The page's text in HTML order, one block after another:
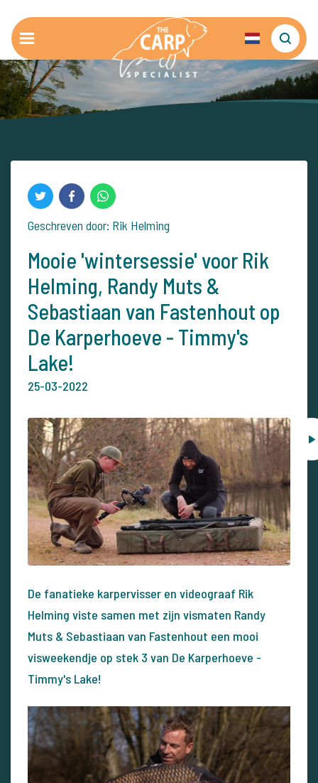
Geschreven door: Rik Helming
Mooie 'wintersessie' voor Rik
Helming, Randy Muts &
Sebastiaan van Fastenhout op
De Karperhoeve - Timmy's
Lake!
25-03-2022
De fanatieke karpervisser en videograaf Rik
Helming viste samen met zijn vismaten Randy
Muts & Sebastiaan van Fastenhout een mooi
visweekendje op stek 3 van De Karperhoeve -
Timmy's Lake!